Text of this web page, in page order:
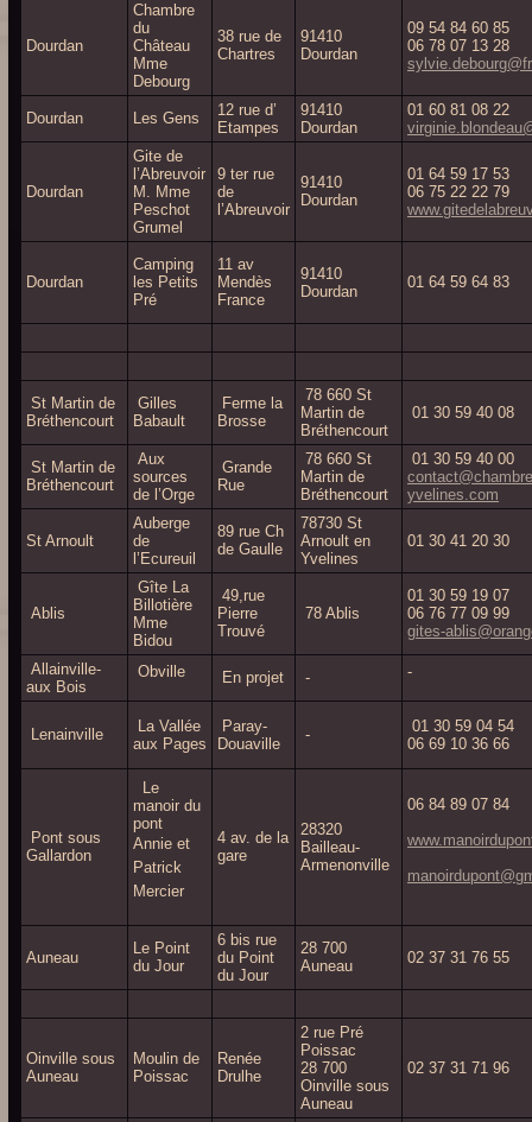
Dourdan
Chambre
du
Château
Mme
Debourg
38 rue de
Chartres
91410
Dourdan
09 54 84 60 85
06 78 07 13 28
Dourdan Les Gens
12 rue d’
Etampes
91410
Dourdan
01 60 81 08 22
Dourdan
Gite de
l’Abreuvoir
M. Mme
Peschot
Grumel
9 ter rue
de
l’Abreuvoir
91410
Dourdan
01 64 59 17 53
06 75 22 22 79
Dourdan
Camping
les Petits
Pré
11 av
Mendès
France
91410
Dourdan
01 64 59 64 83
St Martin de
Bréthencourt
Gilles
Babault
Ferme la
Brosse
78 660 St
Martin de
Bréthencourt
01 30 59 40 08
St Martin de
Bréthencourt
Aux
sources
de l’Orge
Grande
Rue
78 660 St
Martin de
Bréthencourt
01 30 59 40 00
yvelines.com
St Arnoult
Auberge
de
l’Ecureuil
89 rue Ch
de Gaulle
78730 St
Arnoult en
Yvelines
01 30 41 20 30
Ablis
Gîte La
Billotière
Mme
Bidou
49,rue
Pierre
Trouvé
78 Ablis
01 30 59 19 07
06 76 77 09 99
gites-
Allainville-
aux Bois
Obville En projet - -
Lenainville
La Vallée
aux Pages
Paray-
Douaville
-
01 30 59 04 54
06 69 10 36 66
Pont sous
Gallardon
Le
manoir du
pont
Annie et
Patrick
Mercier
4 av. de la
gare
28320
Bailleau-
Armenonville
06 84 89 07 84
Auneau
Le Point
du Jour
6 bis rue
du Point
du Jour
28 700
Auneau
02 37 31 76 55
Oinville sous
Auneau
Moulin de
Poissac
Renée
Drulhe
2 rue Pré
Poissac
28 700
Oinville sous
Auneau
02 37 31 71 96